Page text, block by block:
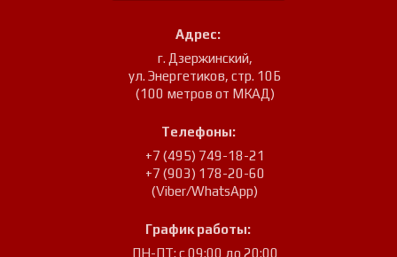
Адрес:
г. Дзержинский,
ул. Энергетиков, стр. 10Б
(100 метров от МКАД)
Телефоны:
+7 (495) 749-18-21
+7 (903) 178-20-60
(Viber/WhatsApp)
График работы:
ПН-ПТ: с 09:00 до 20:00